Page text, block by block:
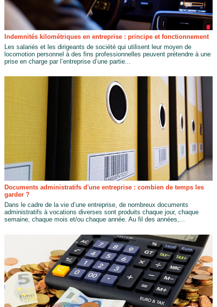
Indemnités kilométriques en entreprise : principe et fonctionnement
Les salariés et les dirigeants de société qui utilisent leur moyen de
locomotion personnel à des fins professionnelles peuvent prétendre à une
prise en charge par l’entreprise d’une partie...
Documents administratifs d'une entreprise : combien de temps les
garder ?
Dans le cadre de la vie d’une entreprise, de nombreux documents
administratifs à vocations diverses sont produits chaque jour, chaque
semaine, chaque mois et/ou chaque année. Au fil des années,...